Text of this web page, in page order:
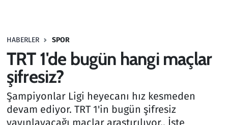
HABERLER SPOR
TRT 1'de bugün hangi maçlar
şifresiz?
Şampiyonlar Ligi heyecanı hız kesmeden
devam ediyor. TRT 1'in bugün şifresiz
yayınlayacağı maçlar araştırılıyor.. İşte
Haber
Kültür Sanat
Kurumsal Haberler
Lezzet Durağı